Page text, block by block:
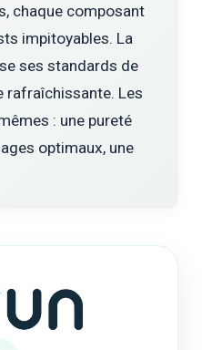
chaque composant
impitoyables. La
ses standards de
rafraîchissante. Les
: une pureté
optimaux, une